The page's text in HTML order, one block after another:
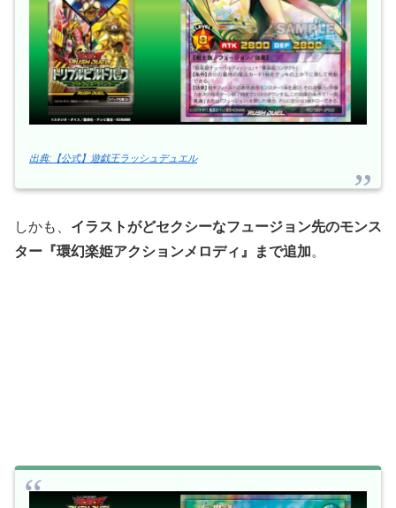
出典:【公式】遊戯王ラッシュデュエル
しかも、 イラストがどセクシーなフュージョン先のモンス
ター『環幻楽姫アクションメロディ』まで追加。